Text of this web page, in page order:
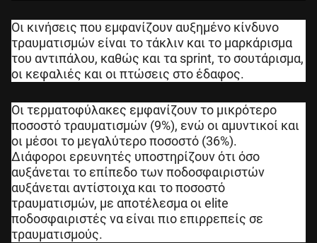
Οι κινήσεις που εμφανίζουν αυξημένο κίνδυνο
τραυματισμών είναι το τάκλιν και το μαρκάρισμα
του αντιπάλου, καθώς και τα sprint, το σουτάρισμα,
οι κεφαλιές και οι πτώσεις στο έδαφος.
Οι τερματοφύλακες εμφανίζουν το μικρότερο
ποσοστό τραυματισμών (9%), ενώ οι αμυντικοί και
οι μέσοι το μεγαλύτερο ποσοστό (36%).
Διάφοροι ερευνητές υποστηρίζουν ότι όσο
αυξάνεται το επίπεδο των ποδοσφαιριστών
αυξάνεται αντίστοιχα και το ποσοστό
τραυματισμών, με αποτέλεσμα οι elite
ποδοσφαιριστές να είναι πιο επιρρεπείς σε
τραυματισμούς.